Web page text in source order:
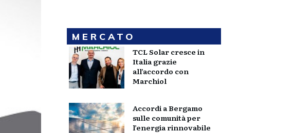
MERCATO
TCL Solar cresce in
Italia grazie
all’accordo con
Marchiol
Accordi a Bergamo
sulle comunità per
l’energia rinnovabile